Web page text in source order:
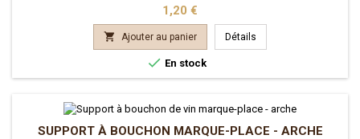
Prix
1,20 €
 Ajouter au panier Détails
 En stock
SUPPORT À BOUCHON MARQUE-PLACE - ARCHE